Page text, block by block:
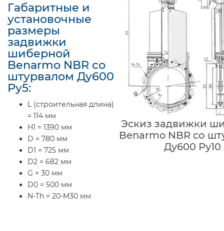
Габаритные и
установочные
размеры
задвижки
шиберной
Benarmo NBR со
штурвалом Ду600
Ру5:
L (строительная длина)
= 114 мм
H1 = 1390 мм
D = 780 мм
D1 = 725 мм
D2 = 682 мм
G = 30 мм
D0 = 500 мм
N-Th = 20-M30 мм
Эскиз задвижки
Benarmo NBR со
Ду600 Ру10